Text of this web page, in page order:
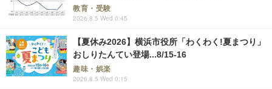
教育・受験
2026.8.5 Wed 0:45
【夏休み2026】横浜市役所「わくわく!夏まつり」
おしりたんてい登場...8/15-16
趣味・娯楽
2026.8.5 Wed 0:15